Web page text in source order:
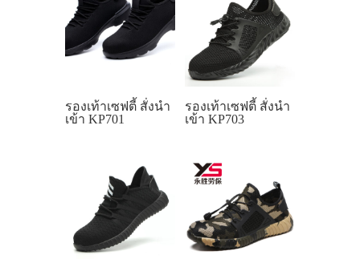
รองเท้าเซฟตี้ สั่งนำ
เข้า KP701
รองเท้าเซฟตี้ สั่งนำ
เข้า KP703